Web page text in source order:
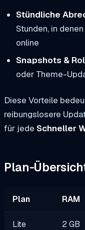
Stündliche
Stunden, in
online
Snapshots &
oder Theme-
Diese Vorteile
reibungslosere
für jede Schneller
Plan-
Plan RAM
Lite 2 GB